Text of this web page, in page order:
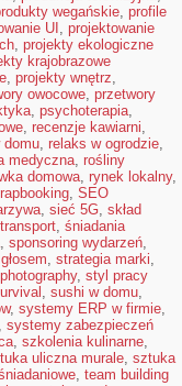
wegańskie, profile
UI , projektowanie
, projekty ekologiczne
krajobrazowe
, projekty wnętrz,
owocowe, przetwory
, psychoterapia,
, recenzje kawiarni,
domu, relaks w ogrodzie,
medyczna, rośliny
domowa, rynek lokalny,
, SEO
, sieć 5G, skład
, śniadania
, sponsoring wydarzeń,
, strategia marki,
, styl pracy
, sushi w domu,
, systemy ERP w firmie,
, systemy zabezpieczeń
, szkolenia kulinarne,
uliczna murale, sztuka
, team building